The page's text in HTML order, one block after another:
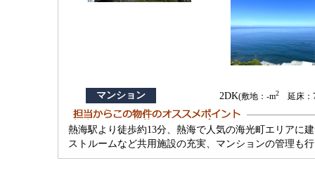
マンション 2DK(敷地：-m2延床：
熱海駅より徒歩約13分、熱海で人気の海光町エリア
ストルームなど共用施設の充実、マンションの管理も